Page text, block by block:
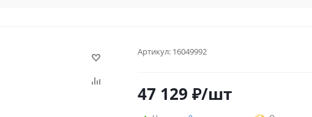
Артикул: 16049992
47 129 ₽/шт